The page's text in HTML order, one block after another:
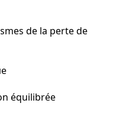
de la perte de
équilibrée